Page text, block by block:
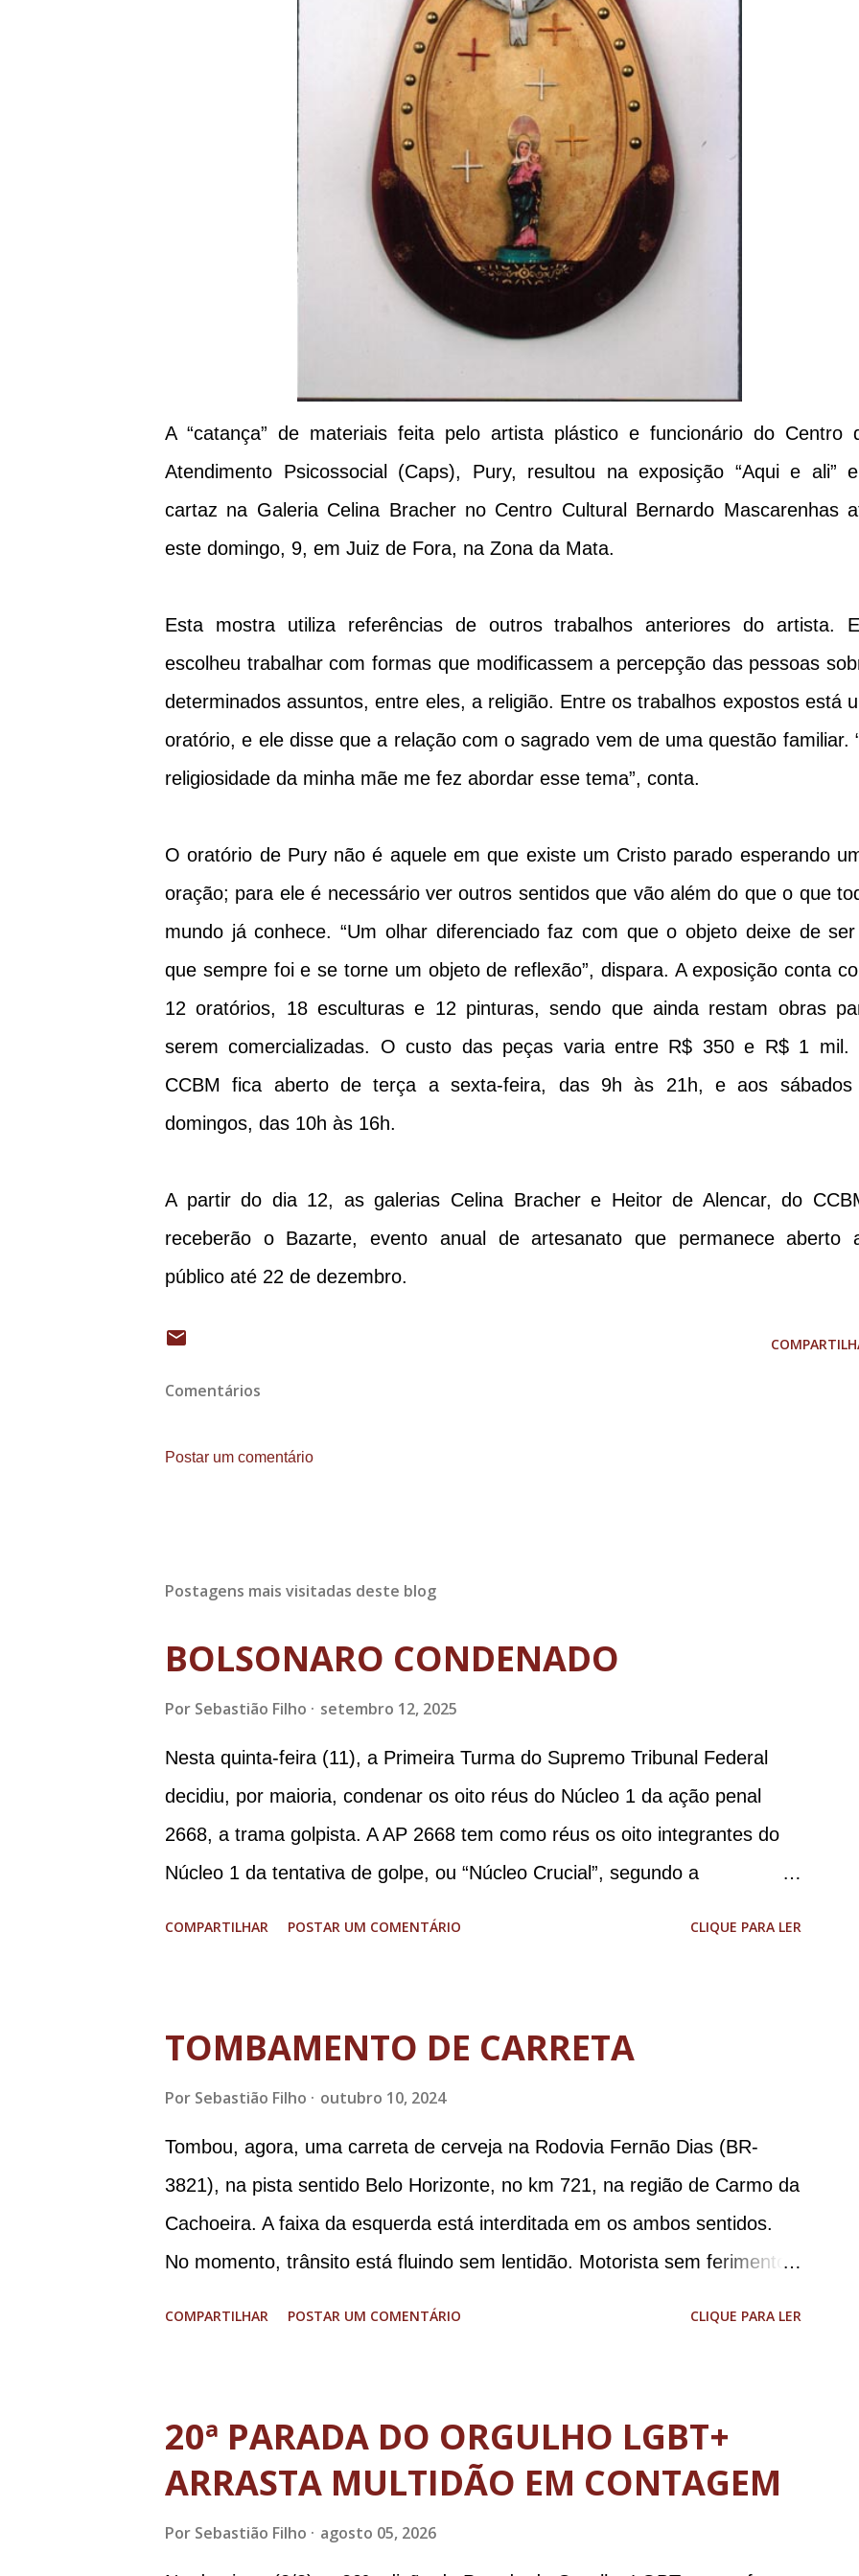
A “catança” de materiais feita pelo artista plástico e funcionário do Centro
Atendimento Psicossocial (Caps), Pury, resultou na exposição “Aqui e ali”
cartaz na Galeria Celina Bracher no Centro Cultural Bernardo Mascarenhas
este domingo, 9, em Juiz de Fora, na Zona da Mata.
Esta mostra utiliza referências de outros trabalhos anteriores do artista.
escolheu trabalhar com formas que modificassem a percepção das pessoas
determinados assuntos, entre eles, a religião. Entre os trabalhos expostos está
oratório, e ele disse que a relação com o sagrado vem de uma questão familiar.
religiosidade da minha mãe me fez abordar esse tema”, conta.
O oratório de Pury não é aquele em que existe um Cristo parado esperando
oração; para ele é necessário ver outros sentidos que vão além do que o que
mundo já conhece. “Um olhar diferenciado faz com que o objeto deixe de
que sempre foi e se torne um objeto de reflexão”, dispara. A exposição conta
12 oratórios, 18 esculturas e 12 pinturas, sendo que ainda restam obras
serem comercializadas. O custo das peças varia entre R$ 350 e R$ 1 mil.
CCBM fica aberto de terça a sexta-feira, das 9h às 21h, e aos
domingos, das 10h às 16h.
A partir do dia 12, as galerias Celina Bracher e Heitor de Alencar, do
receberão o Bazarte, evento anual de artesanato que permanece aberto
público até 22 de dezembro.
Comentários
Postar um comentário
Postagens mais visitadas deste blog
BOLSONARO CONDENADO
Por Sebastião Filho setembro 12, 2025
Nesta quinta-feira (11), a Primeira Turma do Supremo Tribunal Federal
decidiu, por maioria, condenar os oito réus do Núcleo 1 da ação penal
2668, a trama golpista. A AP 2668 tem como réus os oito integrantes do
Núcleo 1 da tentativa de golpe, ou “Núcleo Crucial”, segundo a
Augusto Heleno, ex-chefe do Gabinete de Segurança Institucional (GSI); o
tenente-coronel Mauro Cid, ex-ajudante de ordens de Bolsonaro (réu-
colaborador); o ex-presidente da República Jair Bolsonaro; o general
Paulo Sérgio Nogueira, ex-ministro da Defesa; e o general da reserva
Walter Braga Netto, ex-ministro da Casa Civil e da Defesa. A acusação
envolveu os crimes de tentativa de abolição violenta do Estado
COMPARTILHAR POSTAR UM COMENTÁRIO CLIQUE PARA LER
TOMBAMENTO DE CARRETA
Por Sebastião Filho outubro 10, 2024
Tombou, agora, uma carreta de cerveja na Rodovia Fernão Dias (BR-
3821), na pista sentido Belo Horizonte, no km 721, na região de Carmo da
Cachoeira. A faixa da esquerda está interditada em os ambos sentidos.
No momento, trânsito está fluindo sem lentidão. Motorista sem ferimentos
COMPARTILHAR POSTAR UM COMENTÁRIO CLIQUE PARA LER
20ª PARADA DO ORGULHO LGBT+
ARRASTA MULTIDÃO EM CONTAGEM
Por Sebastião Filho agosto 05, 2026